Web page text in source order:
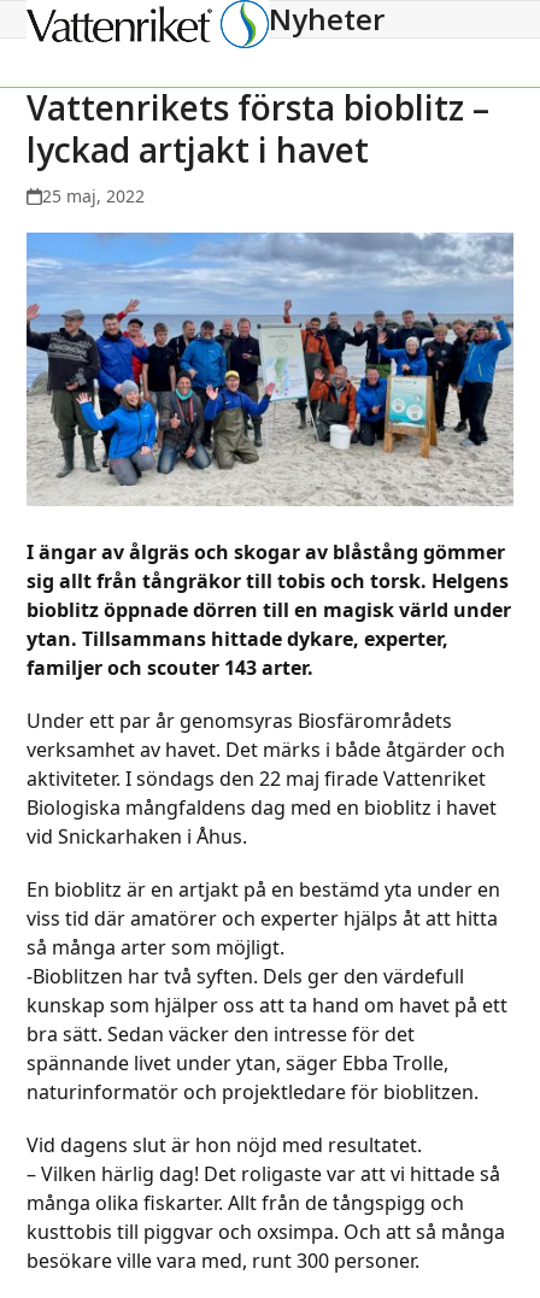
Open
menu
Close
menu
Nyheter
Vattenrikets första bioblitz –
lyckad artjakt i havet
25 maj, 2022
I ängar av ålgräs och skogar av blåstång gömmer
sig allt från tångräkor till tobis och torsk. Helgens
bioblitz öppnade dörren till en magisk värld under
ytan. Tillsammans hittade dykare, experter,
familjer och scouter 143 arter.
Under ett par år genomsyras Biosfärområdets
verksamhet av havet. Det märks i både åtgärder och
aktiviteter. I söndags den 22 maj firade Vattenriket
Biologiska mångfaldens dag med en bioblitz i havet
vid Snickarhaken i Åhus.
En bioblitz är en artjakt på en bestämd yta under en
viss tid där amatörer och experter hjälps åt att hitta
så många arter som möjligt.
-Bioblitzen har två syften. Dels ger den värdefull
kunskap som hjälper oss att ta hand om havet på ett
bra sätt. Sedan väcker den intresse för det
spännande livet under ytan, säger Ebba Trolle,
naturinformatör och projektledare för bioblitzen.
Vid dagens slut är hon nöjd med resultatet.
– Vilken härlig dag! Det roligaste var att vi hittade så
många olika fiskarter. Allt från de tångspigg och
kusttobis till piggvar och oxsimpa. Och att så många
besökare ville vara med, runt 300 personer.